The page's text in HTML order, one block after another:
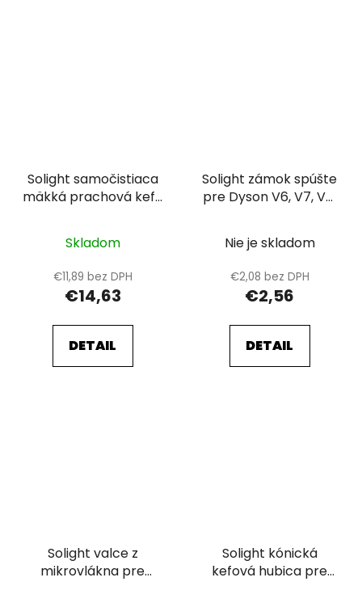
Solight samočistiaca
mäkká prachová kefa
Skladom
€11,89 bez DPH
€14,63
DETAIL
Solight zámok spúšte
pre Dyson V6, V7, V8,
Nie je skladom
€2,08 bez DPH
€2,56
DETAIL
Solight valce z
mikrovlákna pre
Solight kónická
kefová hubica pre